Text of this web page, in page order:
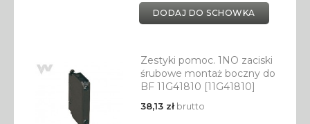
DODAJ DO SCHOWKA
Zestyki pomoc. 1NO zaciski
śrubowe montaż boczny do
BF 11G41810 [11G41810]
38,13 złbrutto